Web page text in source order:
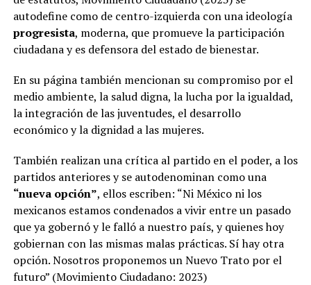
autodefine como de centro-izquierda con una ideología
progresista, moderna, que promueve la participación
ciudadana y es defensora del estado de bienestar.
En su página también mencionan su compromiso por el
medio ambiente, la salud digna, la lucha por la igualdad,
la integración de las juventudes, el desarrollo
económico y la dignidad a las mujeres.
También realizan una crítica al partido en el poder, a los
partidos anteriores y se autodenominan como una
“nueva opción”, ellos escriben: “Ni México ni los
mexicanos estamos condenados a vivir entre un pasado
que ya gobernó y le falló a nuestro país, y quienes hoy
gobiernan con las mismas malas prácticas. Sí hay otra
opción. Nosotros proponemos un Nuevo Trato por el
futuro” (Movimiento Ciudadano: 2023)